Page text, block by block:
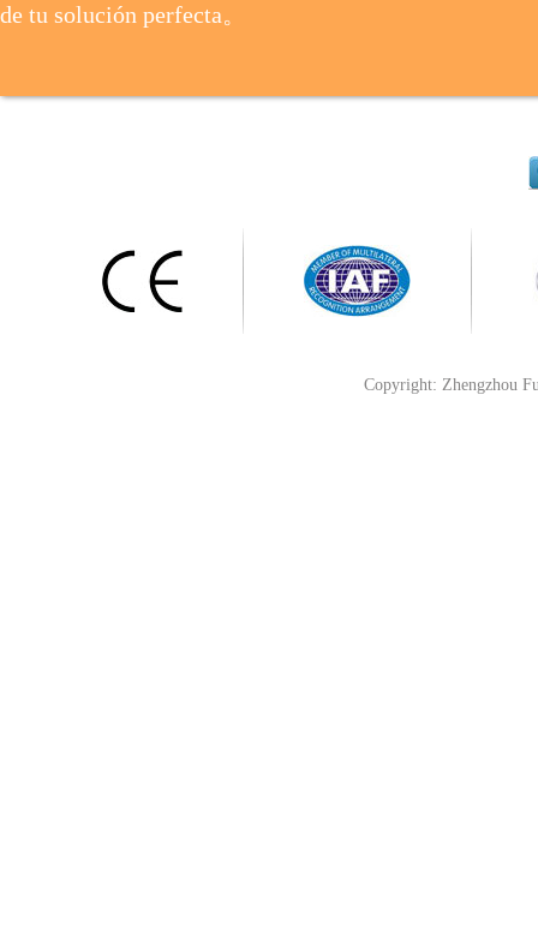
de tu solución perfecta。
Copyright: Zhengzhou